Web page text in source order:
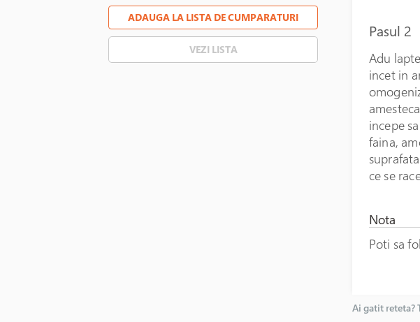
ADAUGA LA LISTA DE CUMPARATURI
VEZI LISTA
Pasul 2
Adu
incet in
incepe
faina,
ce se
Nota
Poti sa
Ai gatit reteta?